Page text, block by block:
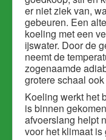
er niet ziek van,
gebeuren. Een
koeling met een
ijswater. Door de
neemt de
zogenaamde
grotere schaal
Koeling werkt het
is binnen
afvoerslang helpt
voor het klimaat is